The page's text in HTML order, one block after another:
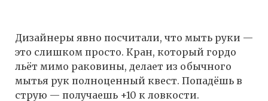
Дизайнеры явно посчитали, что мыть руки —
это слишком просто. Кран, который гордо
льёт мимо раковины, делает из обычного
мытья рук полноценный квест. Попадёшь в
струю — получаешь +10 к ловкости.